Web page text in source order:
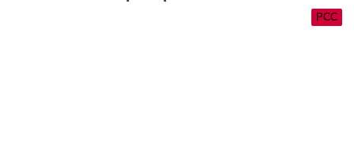
РСС